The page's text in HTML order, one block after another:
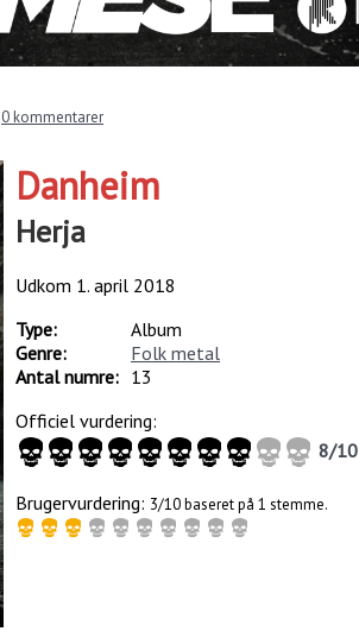
0 kommentarer
Danheim
Herja
Udkom 1. april 2018
Type:
Album
Genre:
Folk metal
Antal numre: 13
Officiel vurdering:
8/10
Brugervurdering: 3/10 baseret på 1 stemme.